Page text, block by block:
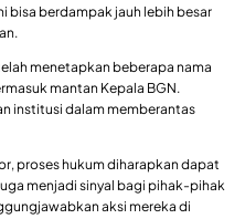
bisa berdampak jauh lebih besar
menetapkan beberapa nama
mantan Kepala BGN.
institusi dalam memberantas
proses hukum diharapkan dapat
menjadi sinyal bagi pihak-pihak
aksi mereka di